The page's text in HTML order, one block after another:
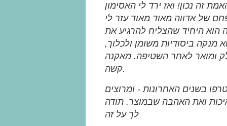
זה נכון! ואז ירד לי האסימון
הוא היחיד שהצליח להרגיע את
מנקה ביסודיות משומן ולכלוך,
ומואר לאחר השטיפה. מאקנה
קשה.
בשנים האחרונות - ומרוצים
ואת האהבה שבמוצר. תודה
לך על זה